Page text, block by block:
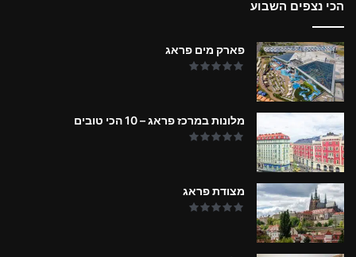
הכי נצפים השבוע
פארק מים פראג
מלונות במרכז פראג – 10 הכי טובים
מצודת פראג